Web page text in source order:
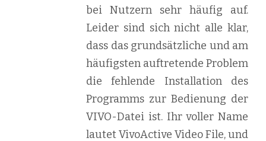
bei Nutzern sehr häufig auf.
Leider sind sich nicht alle klar,
dass das grundsätzliche und am
häufigsten auftretende Problem
die fehlende Installation des
Programms zur Bedienung der
VIVO-Datei ist. Ihr voller Name
lautet VivoActive Video File, und